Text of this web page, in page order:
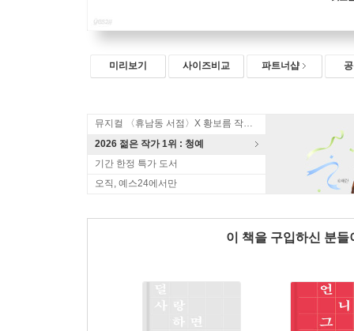
미리보기 사이즈비교 파트너샵
2026 젊은 작가 1위 : 청예
기간 한정 특가 도서
오직, 예스24에서만
이 책을 구입하신 분